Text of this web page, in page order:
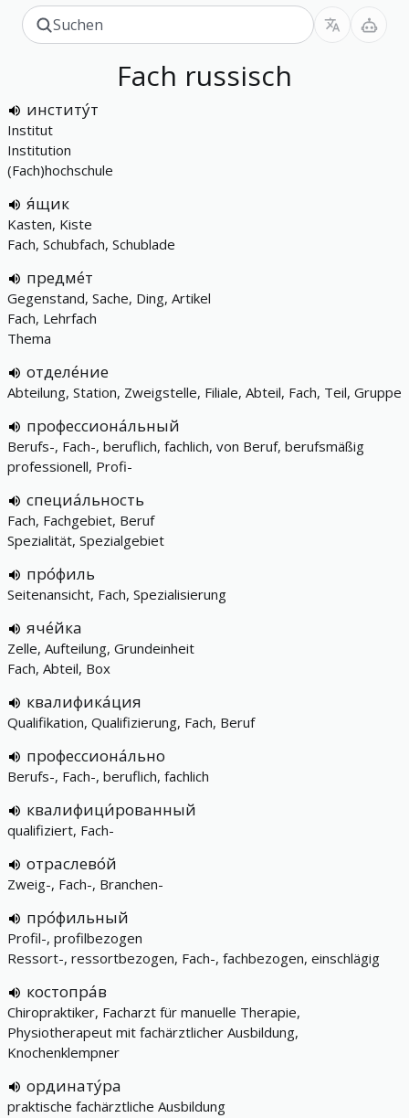
Fach russisch
институ́т
Institut
Institution
(Fach)hochschule
я́щик
Kasten, Kiste
Fach, Schubfach, Schublade
предме́т
Gegenstand, Sache, Ding, Artikel
Fach, Lehrfach
Thema
отделе́ние
Abteilung, Station, Zweigstelle, Filiale, Abteil, Fach, Teil, Gruppe
профессиона́льный
Berufs-, Fach-, beruflich, fachlich, von Beruf, berufsmäßig
professionell, Profi-
специа́льность
Fach, Fachgebiet, Beruf
Spezialität, Spezialgebiet
про́филь
Seitenansicht, Fach, Spezialisierung
яче́йка
Zelle, Aufteilung, Grundeinheit
Fach, Abteil, Box
квалифика́ция
Qualifikation, Qualifizierung, Fach, Beruf
профессиона́льно
Berufs-, Fach-, beruflich, fachlich
квалифици́рованный
qualifiziert, Fach-
отраслево́й
Zweig-, Fach-, Branchen-
про́фильный
Profil-, profilbezogen
Ressort-, ressortbezogen, Fach-, fachbezogen, einschlägig
костопра́в
Chiropraktiker, Facharzt für manuelle Therapie,
Physiotherapeut mit fachärztlicher Ausbildung,
Knochenklempner
ординату́ра
praktische fachärztliche Ausbildung